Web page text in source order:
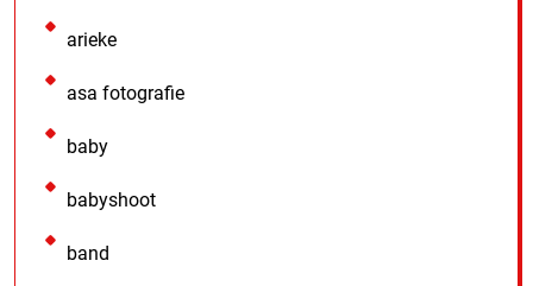
arieke
asa fotografie
baby
babyshoot
band